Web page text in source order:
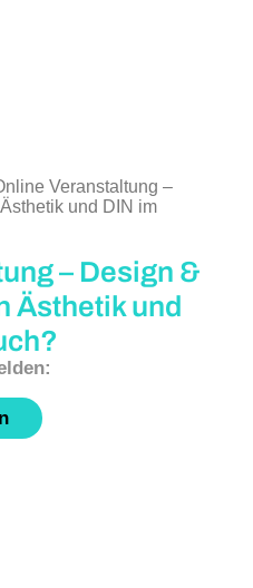
Veranstaltung –
und DIN im
– Design &
Ästhetik und